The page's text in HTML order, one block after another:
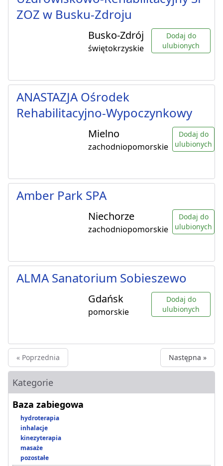
ZOZ w Busku-Zdroju
Busko-Zdrój
świętokrzyskie
Dodaj do
ulubionych
ANASTAZJA Ośrodek
Rehabilitacyjno-Wypoczynkowy
Mielno
zachodniopomorskie
Dodaj do
ulubionych
Amber Park SPA
Niechorze
zachodniopomorskie
Dodaj do
ulubionych
ALMA Sanatorium Sobieszewo
Gdańsk
pomorskie
Dodaj do
ulubionych
« Poprzednia Następna »
Kategorie
Baza zabiegowa
hydroterapia
inhalacje
kinezyterapia
masaże
pozostałe